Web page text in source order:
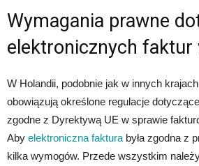
Wymagania prawne
elektronicznych faktur
W Holandii, podobnie jak w innych
obowiązują określone regulacje
zgodne z Dyrektywą UE w sprawie
Aby elektroniczna faktura była zgodna z
kilka wymogów. Przede wszystkim